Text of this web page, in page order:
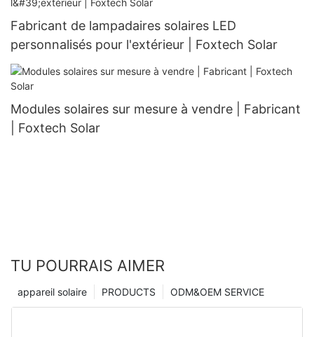
Fabricant de lampadaires solaires LED
personnalisés pour l'extérieur | Foxtech Solar
Modules solaires sur mesure à vendre | Fabricant
| Foxtech Solar
TU POURRAIS AIMER
ODM&OEM SERVICE
PRODUCTS
appareil solaire